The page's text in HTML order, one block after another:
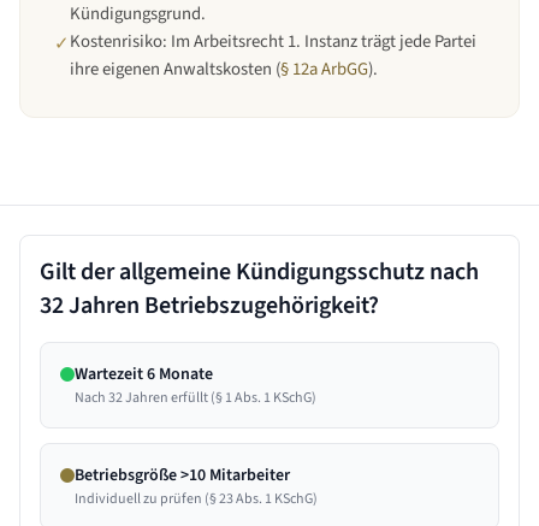
Kündigungsgrund.
✓Kostenrisiko: Im Arbeitsrecht 1. Instanz trägt jede Partei
ihre eigenen Anwaltskosten (§ 12a ArbGG).
Gilt der allgemeine Kündigungsschutz nach
32 Jahren Betriebszugehörigkeit?
Wartezeit 6 Monate
Nach 32 Jahren erfüllt (§ 1 Abs. 1 KSchG)
Betriebsgröße >10 Mitarbeiter
Individuell zu prüfen (§ 23 Abs. 1 KSchG)